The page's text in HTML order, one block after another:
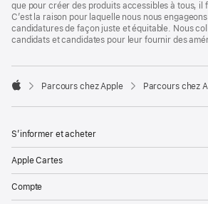
que pour créer des produits accessibles à tous, il
C’est la raison pour laquelle nous nous
candidatures de façon juste et équitable. Nous
candidats et candidates pour leur fournir des

Parcours chez Apple Parcours chez
S’informer et acheter
Apple Cartes
Compte